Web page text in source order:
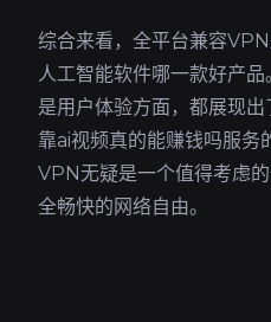
综合来看，全平台兼容
人工智能软件哪一款好产
是用户体验方面，都展现
靠ai视频真的能赚钱吗服务
VPN无疑是一个值得考虑
全畅快的网络自由。